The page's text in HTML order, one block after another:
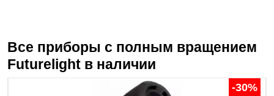
Все приборы с полным вращением
Futurelight в наличии
-30%